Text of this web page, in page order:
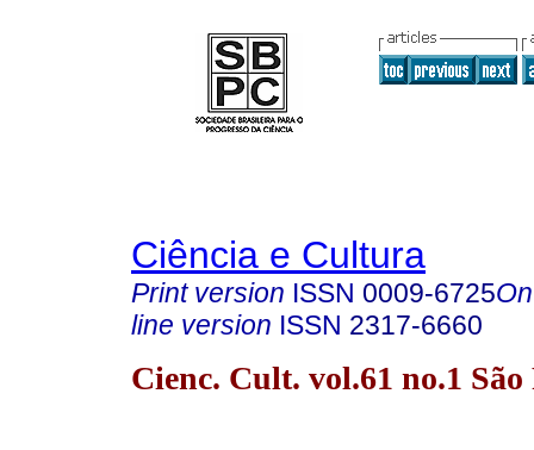
Ciência e Cultura
Print version ISSN 0009-6725
line version ISSN 2317-6660
Cienc. Cult. vol.61 no.1